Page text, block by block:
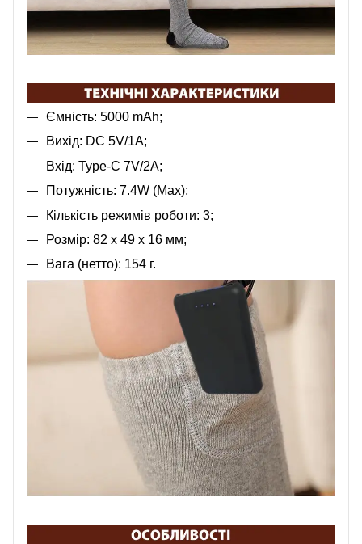
Ємність: 5000 mAh;
Вихід: DC 5V/1A;
Вхід: Type-C 7V/2A;
Потужність: 7.4W (Max);
Кількість режимів роботи: 3;
Розмір: 82 х 49 х 16 мм;
Вага (нетто): 154 г.